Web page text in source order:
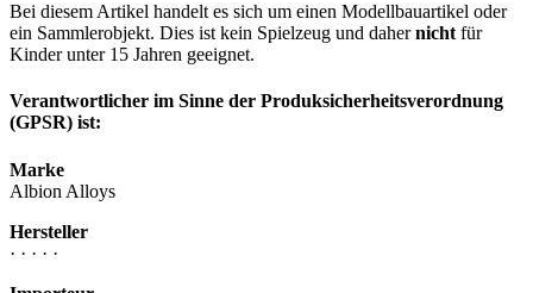
Bei diesem Artikel handelt es sich um einen Modellbauartikel oder
ein Sammlerobjekt. Dies ist kein Spielzeug und dahernicht für
Kinder unter 15 Jahren geeignet.
Verantwortlicher im Sinne der Produksicherheitsverordnung
(GPSR) ist:
Marke
Albion Alloys
Hersteller
· · · · ·